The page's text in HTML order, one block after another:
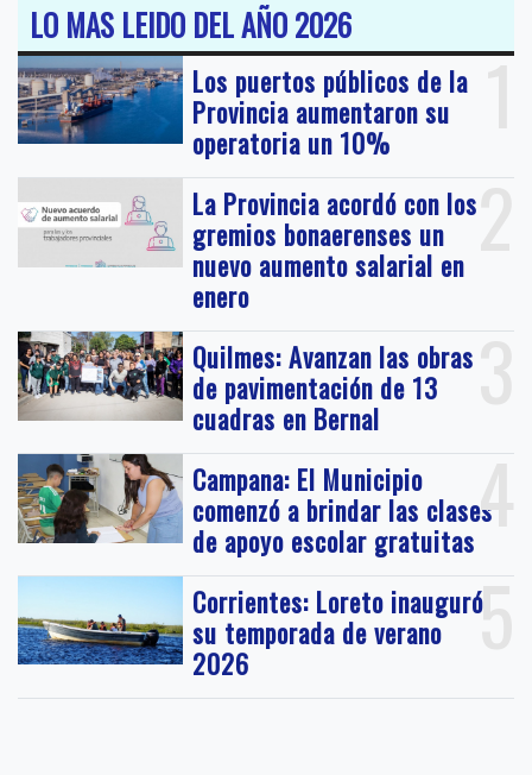
LO MAS LEIDO DEL AÑO 2026
1
Los puertos públicos de la
Provincia aumentaron su
operatoria un 10%
2
La Provincia acordó con los
gremios bonaerenses un
nuevo aumento salarial en
enero
3
Quilmes: Avanzan las obras
de pavimentación de 13
cuadras en Bernal
4
Campana: El Municipio
comenzó a brindar las clases
de apoyo escolar gratuitas
5
Corrientes: Loreto inauguró
su temporada de verano
2026